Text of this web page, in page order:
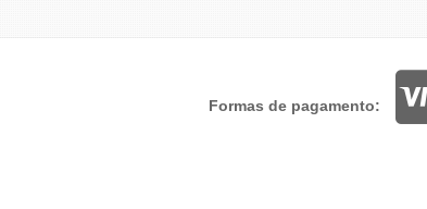
Formas de pagamento: